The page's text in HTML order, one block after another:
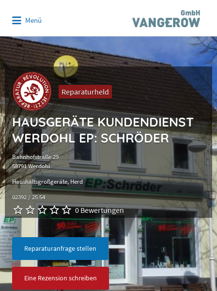
Menü
Reparaturheld
HAUSGERÄTE KUNDENDIENST
WERDOHL EP: SCHRÖDER
Bahnhofstraße 29
58791 Werdohl
Haushaltsgroßgeräte Herd
02392 / 25 54
0 Bewertungen
Reparaturanfrage stellen
Eine Rezension schreiben